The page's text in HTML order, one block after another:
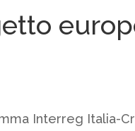
Interreg Italia-